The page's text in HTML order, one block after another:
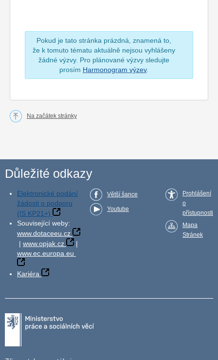
Pokud je tato stránka prázdná, znamená to,
že k tomuto tématu aktuálně nejsou vyhlášeny
žádné výzvy. Pro plánované výzvy sledujte
prosím Harmonogram výzev.
Na začátek stránky
Důležité odkazy
Elektronické podání
žádosti o podporu
(IS KP21+)
Související weby:
www.dotaceeu.cz
| www.opjak.cz
|
www.ec.europa.eu
Kariéra
Větší šance
Youtube
Prohlášení
o
přístupnosti
Mapa
Stránek